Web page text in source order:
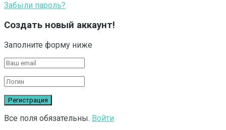
Забыли пароль?
Создать новый аккаунт!
Заполните форму ниже
Все поля обязательны. Войти